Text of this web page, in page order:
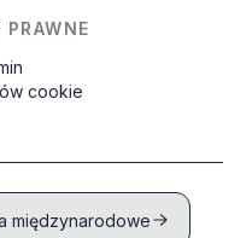
cookie
międzynarodowe